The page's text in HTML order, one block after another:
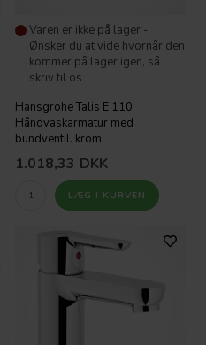
Varen er ikke på lager -
Ønsker du at vide hvornår den
kommer på lager igen, så
skriv til os
Hansgrohe Talis E 110
Håndvaskarmatur med
bundventil. krom
1.018,33 DKK